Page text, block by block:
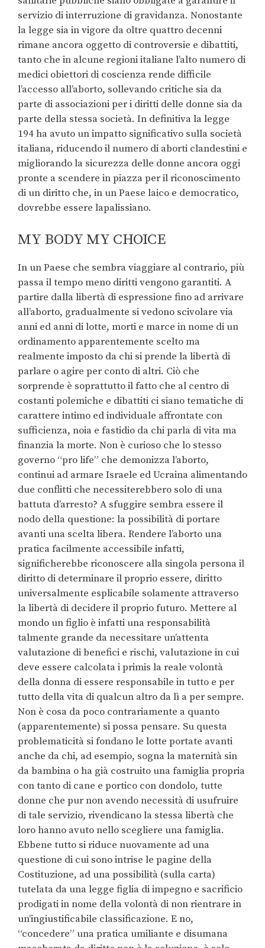
servizio di interruzione di gravidanza. Nonostante
la legge sia in vigore da oltre quattro decenni
rimane ancora oggetto di controversie e dibattiti,
tanto che in alcune regioni italiane l’alto numero di
medici obiettori di coscienza rende difficile
l’accesso all’aborto, sollevando critiche sia da
parte di associazioni per i diritti delle donne sia da
parte della stessa società. In definitiva la legge
194 ha avuto un impatto significativo sulla società
italiana, riducendo il numero di aborti clandestini e
migliorando la sicurezza delle donne ancora oggi
pronte a scendere in piazza per il riconoscimento
di un diritto che, in un Paese laico e democratico,
dovrebbe essere lapalissiano.
MY BODY MY CHOICE
In un Paese che sembra viaggiare al contrario, più
passa il tempo meno diritti vengono garantiti. A
partire dalla libertà di espressione fino ad arrivare
all’aborto, gradualmente si vedono scivolare via
anni ed anni di lotte, morti e marce in nome di un
ordinamento apparentemente scelto ma
realmente imposto da chi si prende la libertà di
parlare o agire per conto di altri. Ciò che
sorprende è soprattutto il fatto che al centro di
costanti polemiche e dibattiti ci siano tematiche di
carattere intimo ed individuale affrontate con
sufficienza, noia e fastidio da chi parla di vita ma
finanzia la morte. Non è curioso che lo stesso
governo “pro life” che demonizza l’aborto,
continui ad armare Israele ed Ucraina alimentando
due conflitti che necessiterebbero solo di una
battuta d’arresto? A sfuggire sembra essere il
nodo della questione: la possibilità di portare
avanti una scelta libera. Rendere l’aborto una
pratica facilmente accessibile infatti,
significherebbe riconoscere alla singola persona il
diritto di determinare il proprio essere, diritto
universalmente esplicabile solamente attraverso
la libertà di decidere il proprio futuro. Mettere al
mondo un figlio è infatti una responsabilità
talmente grande da necessitare un’attenta
valutazione di benefici e rischi, valutazione in cui
deve essere calcolata i primis la reale volontà
della donna di essere responsabile in tutto e per
tutto della vita di qualcun altro da lì a per sempre.
Non è cosa da poco contrariamente a quanto
(apparentemente) si possa pensare. Su questa
problematicità si fondano le lotte portate avanti
anche da chi, ad esempio, sogna la maternità sin
da bambina o ha già costruito una famiglia propria
con tanto di cane e portico con dondolo, tutte
donne che pur non avendo necessità di usufruire
di tale servizio, rivendicano la stessa libertà che
loro hanno avuto nello scegliere una famiglia.
Ebbene tutto si riduce nuovamente ad una
questione di cui sono intrise le pagine della
Costituzione, ad una possibilità (sulla carta)
tutelata da una legge figlia di impegno e sacrificio
prodigati in nome della volontà di non rientrare in
un’ingiustificabile classificazione. E no,
“concedere” una pratica umiliante e disumana